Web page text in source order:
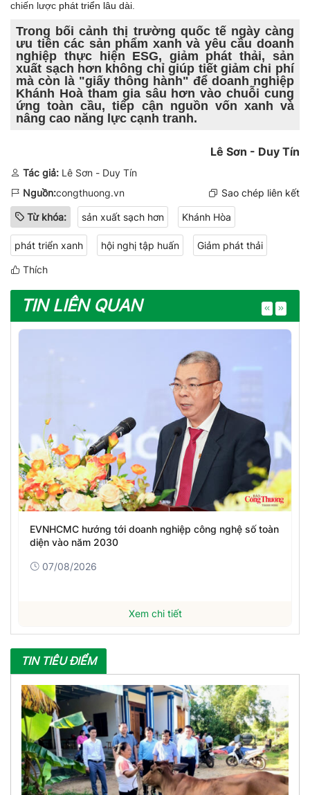
chiến lược phát triển lâu dài
Trong bối cảnh thị trường quốc tế ngày càng
ưu tiên các sản phẩm xanh và yêu cầu doanh
nghiệp thực hiện ESG, giảm phát thải, sản
xuất sạch hơn không chỉ giúp tiết giảm chi phí
mà còn là "giấy thông hành" để doanh nghiệp
Khánh Hoà tham gia sâu hơn vào chuỗi cung
ứng toàn cầu, tiếp cận nguồn vốn xanh và
nâng cao năng lực cạnh tranh.
Lê Sơn - Duy Tín
Tác giả: Lê Sơn - Duy Tín
Nguồn:congthuong.vn Sao chép liên kết
Từ khóa: sản xuất sạch hơn Khánh Hòa
phát triển xanh hội nghị tập huấn Giảm phát thải
Thích
TIN LIÊN QUAN
Điện lực Cần Thơ cảnh báo tình trạng trộm cắp vật tư,
thiết bị điện
06/08/2026
Xem chi tiết
TIN TIÊU ĐIỂM